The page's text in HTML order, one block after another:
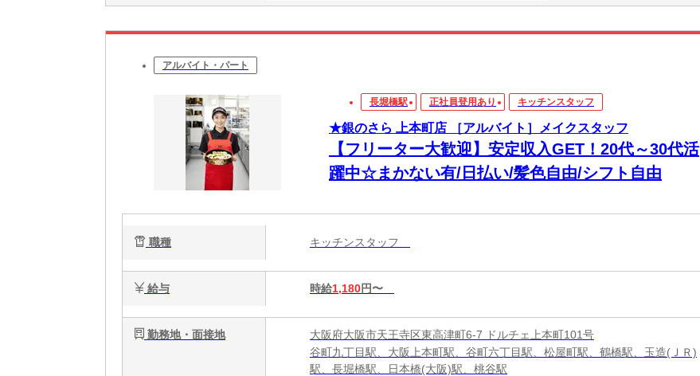
アルバイト・パート
長堀橋駅 正社員登用あり キッチンスタッフ
★銀のさら 上本町店 ［アルバイト］メイクスタッフ
【フリーター大歓迎】安定収入GET！20代～30代活
躍中☆まかない有/日払い/髪色自由/シフト自由
職種 キッチンスタッフ
給与 時給1,180円〜
勤務地・面接地
大阪府大阪市天王寺区東高津町6-7 ドルチェ上本町101号
谷町九丁目駅、大阪上本町駅、谷町六丁目駅、松屋町駅、鶴橋駅、玉造(ＪＲ)
駅、長堀橋駅、日本橋(大阪)駅、桃谷駅